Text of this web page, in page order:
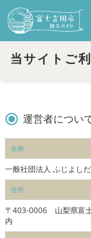
当サイトご
運営者につい
名称
一般社団法人 ふじよし
住所
〒403-0006 山梨県富士
内